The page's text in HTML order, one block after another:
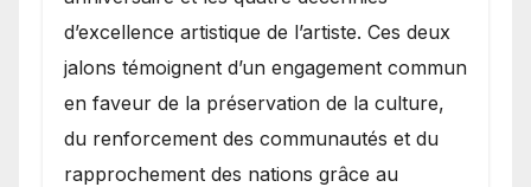
d’excellence artistique de l’artiste. Ces deux
jalons témoignent d’un engagement commun
en faveur de la préservation de la culture,
du renforcement des communautés et du
rapprochement des nations grâce au